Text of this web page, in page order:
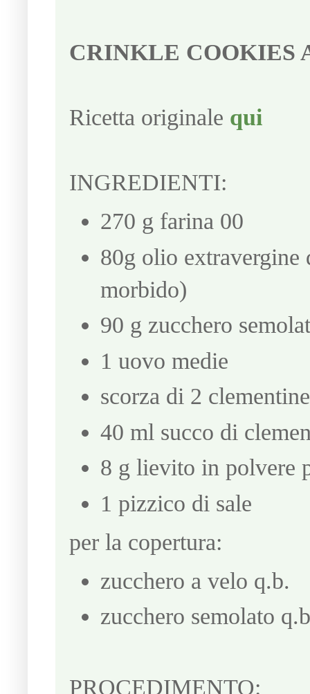
CRINKLE COOKIES
Ricetta originale qui
INGREDIENTI:
270 g farina 00
80g olio
morbido)
90 g zucchero
1 uovo medie
scorza di 2
40 ml succo di
8 g lievito in polvere
1 pizzico di sale
per la copertura:
zucchero a velo q.b.
zucchero semolato
PROCEDIMENTO: